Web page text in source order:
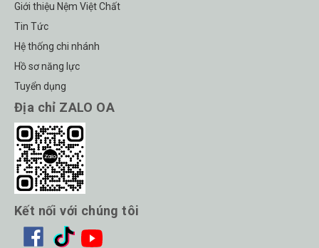
Giới thiệu Nệm Việt Chất
Tin Tức
Hệ thống chi nhánh
Hồ sơ năng lực
Tuyển dụng
Địa chỉ ZALO OA
Kết nối với chúng tôi